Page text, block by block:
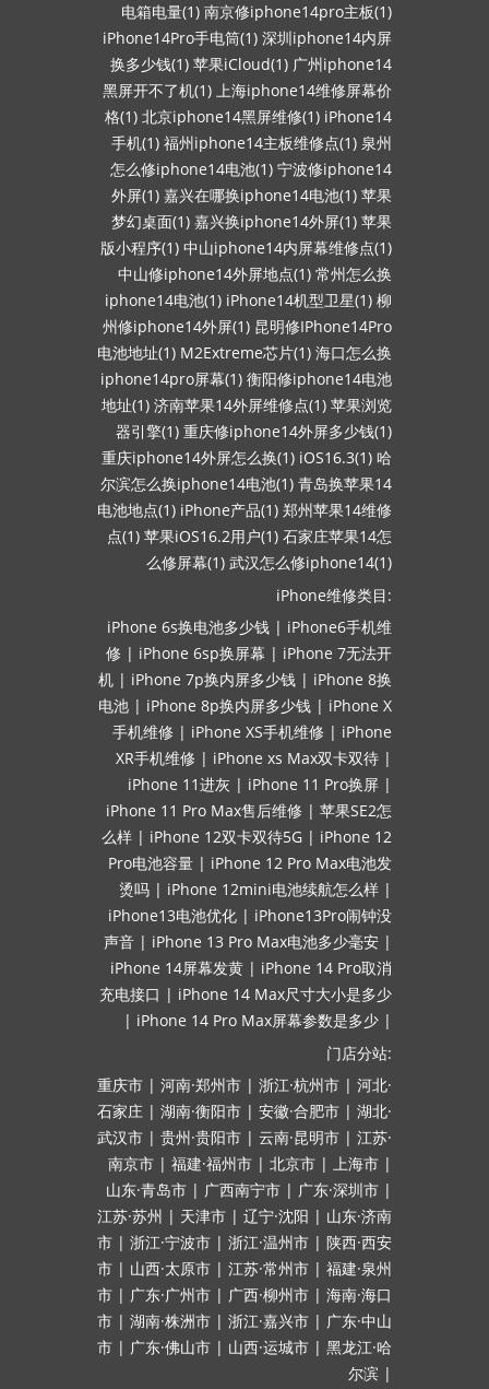
电箱电量(1) 南京修iphone14pro主板(1)
iPhone14Pro手电筒(1) 深圳iphone14内屏
换多少钱(1) 苹果iCloud(1) 广州iphone14
黑屏开不了机(1) 上海iphone14维修屏幕价
格(1) 北京iphone14黑屏维修(1) iPhone14
手机(1) 福州iphone14主板维修点(1) 泉州
怎么修iphone14电池(1) 宁波修iphone14
外屏(1) 嘉兴在哪换iphone14电池(1) 苹果
梦幻桌面(1) 嘉兴换iphone14外屏(1) 苹果
版小程序(1) 中山iphone14内屏幕维修点(1)
中山修iphone14外屏地点(1) 常州怎么换
iphone14电池(1) iPhone14机型卫星(1) 柳
州修iphone14外屏(1) 昆明修IPhone14Pro
电池地址(1) M2Extreme芯片(1) 海口怎么换
iphone14pro屏幕(1) 衡阳修iphone14电池
地址(1) 济南苹果14外屏维修点(1) 苹果浏览
器引擎(1) 重庆修iphone14外屏多少钱(1)
重庆iphone14外屏怎么换(1) iOS16.3(1) 哈
尔滨怎么换iphone14电池(1) 青岛换苹果14
电池地点(1) iPhone产品(1) 郑州苹果14维修
点(1) 苹果iOS16.2用户(1) 石家庄苹果14怎
么修屏幕(1) 武汉怎么修iphone14(1)
iPhone维修类目:
iPhone 6s换电池多少钱 | iPhone6手机维
修 | iPhone 6sp换屏幕 | iPhone 7无法开
机 | iPhone 7p换内屏多少钱 | iPhone 8换
电池 | iPhone 8p换内屏多少钱 | iPhone X
手机维修 | iPhone XS手机维修 | iPhone
XR手机维修 | iPhone xs Max双卡双待 |
iPhone 11进灰 | iPhone 11 Pro换屏 |
iPhone 11 Pro Max售后维修 | 苹果SE2怎
么样 | iPhone 12双卡双待5G | iPhone 12
Pro电池容量 | iPhone 12 Pro Max电池发
烫吗 | iPhone 12mini电池续航怎么样 |
iPhone13电池优化 | iPhone13Pro闹钟没
声音 | iPhone 13 Pro Max电池多少毫安 |
iPhone 14屏幕发黄 | iPhone 14 Pro取消
充电接口 | iPhone 14 Max尺寸大小是多少
| iPhone 14 Pro Max屏幕参数是多少 |
门店分站:
重庆市 | 河南·郑州市 | 浙江·杭州市 | 河北·
石家庄 | 湖南·衡阳市 | 安徽·合肥市 | 湖北·
武汉市 | 贵州·贵阳市 | 云南·昆明市 | 江苏·
南京市 | 福建·福州市 | 北京市 | 上海市 |
山东·青岛市 | 广西南宁市 | 广东·深圳市 |
江苏·苏州 | 天津市 | 辽宁·沈阳 | 山东·济南
市 | 浙江·宁波市 | 浙江·温州市 | 陕西·西安
市 | 山西·太原市 | 江苏·常州市 | 福建·泉州
市 | 广东·广州市 | 广西·柳州市 | 海南·海口
市 | 湖南·株洲市 | 浙江·嘉兴市 | 广东·中山
市 | 广东·佛山市 | 山西·运城市 | 黑龙江·哈
尔滨 |